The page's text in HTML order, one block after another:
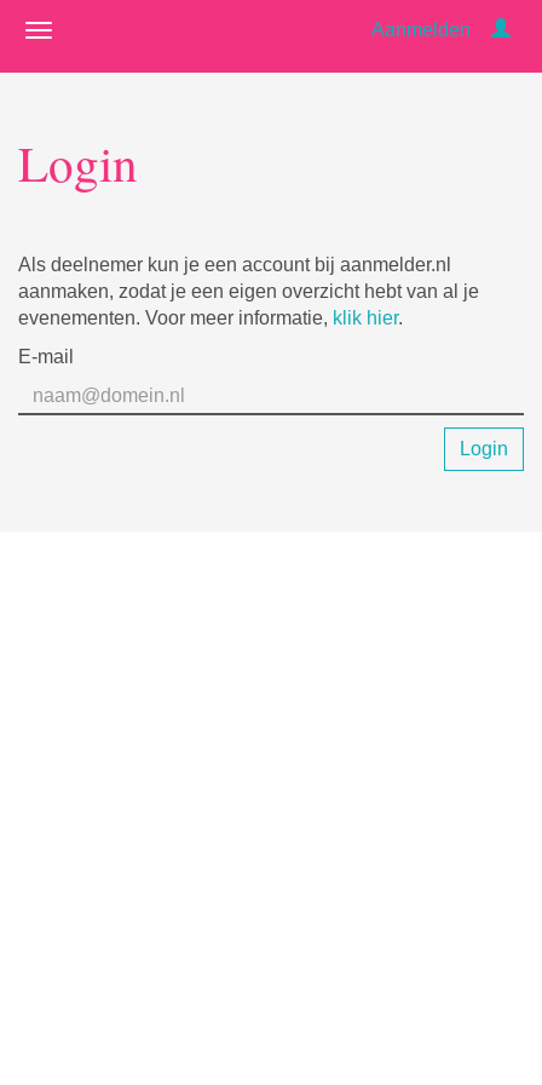
Aanmelden
Login
Als deelnemer kun je een account bij aanmelder.nl
aanmaken, zodat je een eigen overzicht hebt van al je
evenementen. Voor meer informatie, klik hier.
E-mail
Login